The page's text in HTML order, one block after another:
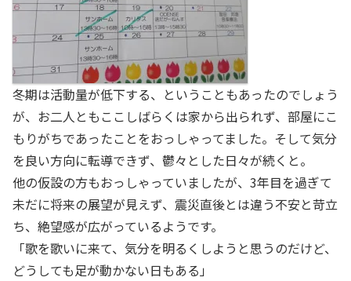
冬期は活動量が低下する、ということもあったのでしょう
が、お二人ともここしばらくは家から出られず、部屋にこ
もりがちであったことをおっしゃってました。そして気分
を良い方向に転導できず、鬱々とした日々が続くと。
他の仮設の方もおっしゃっていましたが、3年目を過ぎて
未だに将来の展望が見えず、震災直後とは違う不安と苛立
ち、絶望感が広がっているようです。
「歌を歌いに来て、気分を明るくしようと思うのだけど、
どうしても足が動かない日もある」